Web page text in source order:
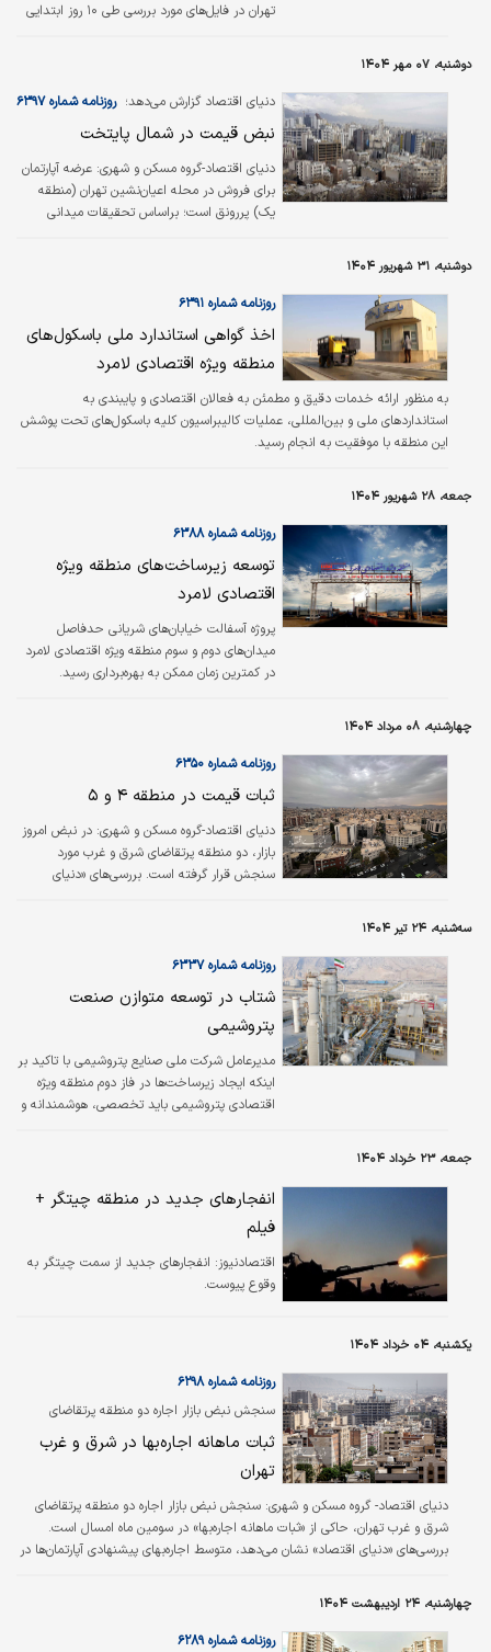
تهران در فایل‌های مورد بررسی طی ۱۰ روز ابتدایی
خانه‌ها بر اساس عمر بنا و کیفیت ساخت با
ترتیب اگر به دنبال آپارتمانی با عمر بنای بالاتر و
بدون امکاناتی نظیر پارکینگ و انباری هستید، در
برخی محلات منطقه ۲ تهران، خانه‌ای با قیمتی در
محدوده…
دوشنبه، ۰۷ مهر ۱۴۰۴
دنیای اقتصاد گزارش می‌دهد؛ روزنامه شماره ۶۳۹۷
نبض قیمت در شمال پایتخت
دنیای اقتصاد-گروه مسکن و شهری: عرضه آپارتمان
برای فروش در محله اعیان‌نشین تهران (منطقه
یک) پررونق است؛ براساس تحقیقات میدانی
حالی است که سقف قیمت پیشنهادی در فایل‌های
مربع نیز می‌رسد.
دوشنبه، ۳۱ شهریور ۱۴۰۴
روزنامه شماره ۶۳۹۱
اخذ گواهی استاندارد ملی باسکول‌های
منطقه ویژه اقتصادی لامرد
به منظور ارائه خدمات دقیق و مطمئن به فعالان اقتصادی و پایبندی به
استانداردهای ملی و بین‌المللی، عملیات کالیبراسیون کلیه باسکول‌های تحت پوشش
این منطقه با موفقیت به انجام رسید.
جمعه، ۲۸ شهریور ۱۴۰۴
روزنامه شماره ۶۳۸۸
توسعه زیرساخت‌های منطقه ویژه
اقتصادی لامرد
پروژه آسفالت خیابان‌های شریانی حدفاصل
میدان‌های دوم و سوم منطقه ویژه اقتصادی لامرد
در کمترین زمان ممکن به بهره‌برداری رسید.
چهارشنبه، ۰۸ مرداد ۱۴۰۴
روزنامه شماره ۶۳۵۰
ثبات قیمت در منطقه ۴ و ۵
دنیای اقتصاد-گروه مسکن و شهری: در نبض امروز
بازار، دو منطقه پرتقاضای شرق و غرب مورد
سنجش قرار گرفته است. بررسی‌های «دنیای
سه‌شنبه، ۲۴ تیر ۱۴۰۴
روزنامه شماره ۶۳۳۷
شتاب در توسعه متوازن صنعت
پتروشیمی
مدیرعامل شرکت ملی صنایع پتروشیمی با تاکید بر
اینکه ایجاد زیرساخت‌‌‌ها در فاز دوم منطقه ویژه
اقتصادی پتروشیمی باید تخصصی، هوشمندانه و
می‌توان شتاب بخشید.
جمعه، ۲۳ خرداد ۱۴۰۴
انفجارهای جدید در منطقه چیتگر +
فیلم
اقتصادنیوز: انفجارهای جدید از سمت چیتگر به
وقوع پیوست.
یکشنبه، ۰۴ خرداد ۱۴۰۴
سنجش نبض بازار اجاره دو منطقه پرتقاضای
پایتخت؛
روزنامه شماره ۶۲۹۸
ثبات ماهانه اجاره‌بها در شرق و غرب
تهران
دنیای اقتصاد- گروه مسکن و شهری: سنجش نبض بازار اجاره دو منطقه پرتقاضای
شرق و غرب تهران، حاکی از «ثبات ماهانه اجاره‌بها» در سومین ماه امسال است.
بررسی‌های «دنیای اقتصاد» نشان می‌دهد، متوسط اجاره‌بهای پیشنهادی آپارتمان‌ها در
است. رصد بازار اجاره در این دو منطقه غربی و شرقی تهران، حاکی از ثبات نسبی
ماهانه اجاره‌بها در مقایسه با فروردین ماه است.
چهارشنبه، ۲۴ اردیبهشت ۱۴۰۴
روزنامه شماره ۶۲۸۹